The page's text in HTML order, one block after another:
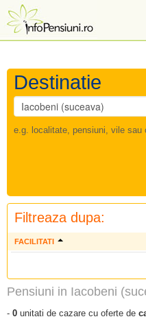
Destinatie
e.g. localitate, pensiuni, vile sau
Filtreaza dupa:
FACILITATI
Pensiuni in Iacobeni
- 0 unitati de cazare cu oferte de